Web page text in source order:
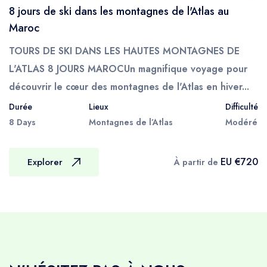
Votre équipe de muletiers, accompagnée de
taille de votre groupe et si vous campez ou
séjournez dans des gîtes/refuges, mais ils
rempliront tous la même fonction qui est de
votre randonnée, cuisiner et préparer les
votre nourriture et, si nécessaire, l'équipement
important de considérer quels articles vous
8 jours de ski dans les montagnes de l'Atlas au
Maroc
TOURS DE SKI DANS LES HAUTES MONTAGNES DE
L'ATLAS 8 JOURS MAROCUn magnifique voyage pour
découvrir le cœur des montagnes de l'Atlas en hiver...
Durée
8 Days
Lieux
Montagnes de l’Atlas
Difficulté
Modéré
Explorer À partir de EU €720